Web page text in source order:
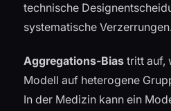
technische
systematische
Aggregations-Bias tritt auf,
Modell auf heterogene
In der Medizin kann ein